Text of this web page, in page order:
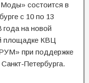
состоится в
с 10 по 13
года на новой
площадке КВЦ
при поддержке
Петербурга.